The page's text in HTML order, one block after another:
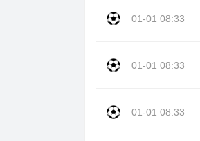
01-01 08:33
01-01 08:33
01-01 08:33